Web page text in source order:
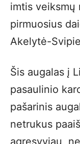
imtis veiksmų
pirmuosius
Akelytė-
Šis augalas į
pasaulinio
pašarinis
netrukus
agresyviau,